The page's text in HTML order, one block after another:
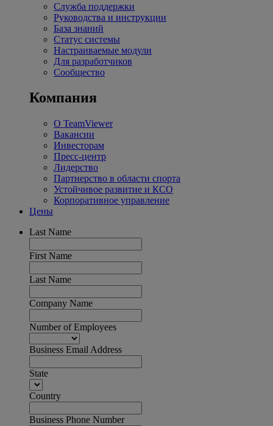
Служба поддержки
Руководства и инструкции
База знаний
Статус системы
Настраиваемые модули
Для разработчиков
Сообщество
Компания
О TeamViewer
Вакансии
Инвесторам
Пресс-центр
Лидерство
Партнерство в области спорта
Устойчивое развитие и КСО
Корпоративное управление
Цены
Last Name
First Name
Last Name
Company Name
Number of Employees
Business Email Address
State
Country
Business Phone Number